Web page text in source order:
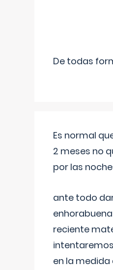
De todas
Es normal
2 meses no
por las
ante todo
reciente
en la medida